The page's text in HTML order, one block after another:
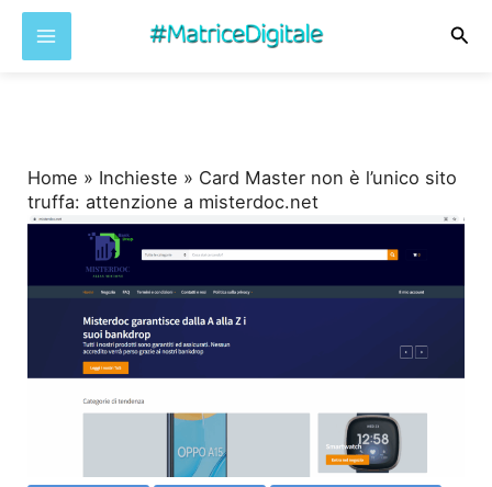
Home » Inchieste » Card Master non è l’unico sito
truffa: attenzione a misterdoc.net